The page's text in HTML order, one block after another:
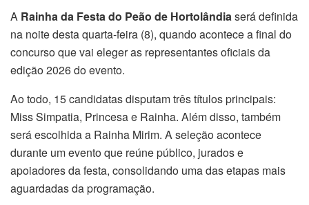
A Rainha da Festa do Peão de Hortolândia será definida
na noite desta quarta-feira (8), quando acontece a final do
concurso que vai eleger as representantes oficiais da
edição 2026 do evento.
Ao todo, 15 candidatas disputam três títulos principais:
Miss Simpatia, Princesa e Rainha. Além disso, também
será escolhida a Rainha Mirim. A seleção acontece
durante um evento que reúne público, jurados e
apoiadores da festa, consolidando uma das etapas mais
aguardadas da programação.